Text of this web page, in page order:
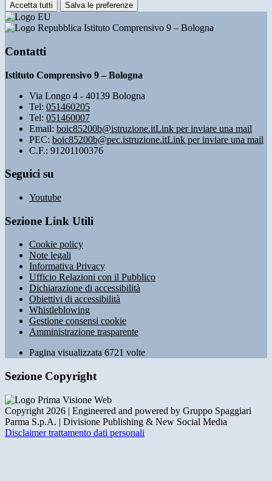
Accetta tutti Salva le preferenze
Istituto Comprensivo 9 – Bologna
Contatti
Istituto Comprensivo 9 – Bologna
Via Longo 4 - 40139 Bologna
Tel: 051460205
Tel: 051460007
Email: boic85200b@istruzione.itLink per inviare una mail
PEC: boic85200b@pec.istruzione.itLink per inviare una mail
C.F.: 91201100376
Seguici su
Youtube
Sezione Link Utili
Cookie policy
Note legali
Informativa Privacy
Ufficio Relazioni con il Pubblico
Dichiarazione di accessibilità
Obiettivi di accessibilità
Whistleblowing
Gestione consensi cookie
Amministrazione trasparente
Pagina visualizzata 6721 volte
Sezione Copyright
Copyright 2026 | Engineered and powered by Gruppo Spaggiari
Parma S.p.A. | Divisione Publishing & New Social Media
Disclaimer trattamento dati personali